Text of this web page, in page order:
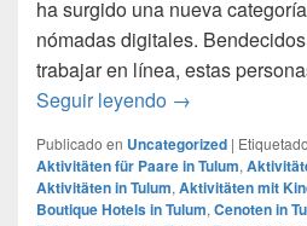
ha surgido una nueva
nómadas digitales.
trabajar en línea, estas
Seguir leyendo Tulum: el
→
Publicado en Uncategorized | Etiquetado
Aktivitäten für Paare in Tulum,
Aktivitäten in Tulum, Aktivitäten mit
Boutique Hotels in Tulum, Cenoten in